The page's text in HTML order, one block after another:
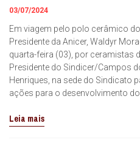
03/07/2024
Em viagem pelo polo cerâmico
Presidente da Anicer, Waldyr
quarta-feira (03), por ceramistas
Presidente do Sindicer/Campos
Henriques, na sede do Sindicato
ações para o desenvolvimento
Leia mais